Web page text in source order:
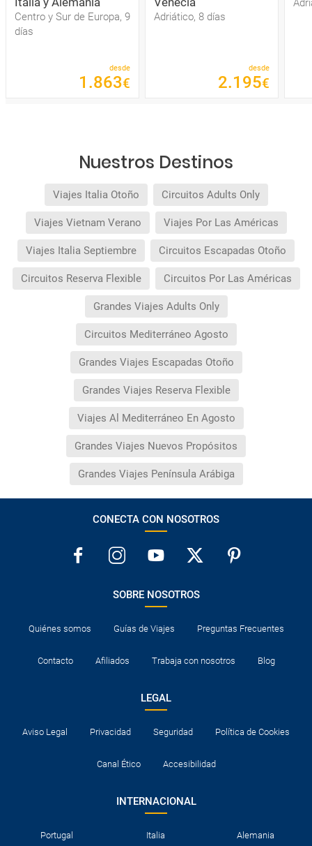
Centro y Sur de Europa, 9
días
desde
1 .863€
Adriático, 8 días
desde
2.195€
Nuestros Destinos
Viajes Italia Otoño Circuitos Adults Only
Viajes Vietnam Verano Viajes Por Las Américas
Viajes Italia Septiembre Circuitos Escapadas Otoño
Circuitos Reserva Flexible Circuitos Por Las Américas
Grandes Viajes Adults Only
Circuitos Mediterráneo Agosto
Grandes Viajes Escapadas Otoño
Grandes Viajes Reserva Flexible
Viajes Al Mediterráneo En Agosto
Grandes Viajes Nuevos Propósitos
Grandes Viajes Península Arábiga
CONECTA CON NOSOTROS
SOBRE NOSOTROS
Quiénes somos Guías de Viajes Preguntas Frecuentes
Contacto Afiliados Trabaja con nosotros Blog
LEGAL
Aviso Legal Privacidad Seguridad Política de Cookies
Canal Ético Accesibilidad
INTERNACIONAL
Portugal Italia Alemania